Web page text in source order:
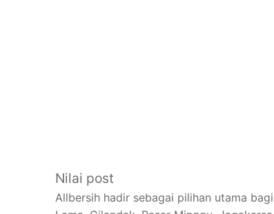
Nilai post
Allbersih hadir sebagai pilihan utama